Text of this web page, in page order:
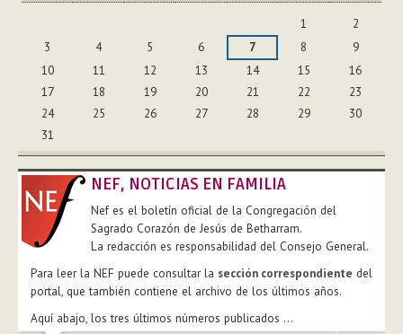
1
2
3
4 5 6 7 8
9
10
11 12 13 14 15
16
17
18 19 20 21 22
23
24
25 26 27 28 29
30
31
NEF, NOTICIAS EN FAMILIA
Nef es el boletín oficial de la Congregación del
Sagrado Corazón de Jesús de Betharram.
La redacción es responsabilidad del Consejo General.
Para leer la NEF puede consultar la sección correspondiente del
portal, que también contiene el archivo de los últimos años.
Aquí abajo, los tres últimos números publicados ...